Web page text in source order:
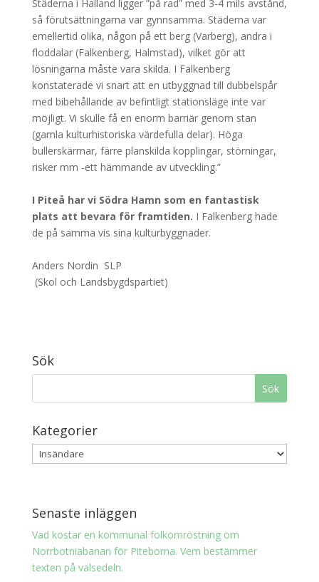
Städerna i Halland ligger ”på rad” med 3-4 mils avstånd,
så förutsättningarna var gynnsamma. Städerna var
emellertid olika, någon på ett berg (Varberg), andra i
floddalar (Falkenberg, Halmstad), vilket gör att
lösningarna måste vara skilda. I Falkenberg
konstaterade vi snart att en utbyggnad till dubbelspår
med bibehållande av befintligt stationsläge inte var
möjligt. Vi skulle få en enorm barriär genom stan
(gamla kulturhistoriska värdefulla delar). Höga
bullerskärmar, färre planskilda kopplingar, störningar,
risker mm -ett hämmande av utveckling.”
I Piteå har vi Södra Hamn som en fantastisk
plats att bevara för framtiden. I Falkenberg hade
de på samma vis sina kulturbyggnader.
Anders Nordin SLP
(Skol och Landsbygdspartiet)
Sök
Kategorier
Senaste inläggen
Vad kostar en kommunal folkomröstning om
Norrbotniabanan för Piteborna. Vem bestämmer
texten på valsedeln.